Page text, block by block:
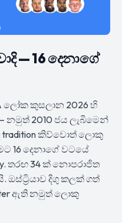
— 16 දෙනාගේ
කුසලාන 2026 හි
නමුත් 2010 ජය ලැබීමෙන්
tradition කිව්වොත් ලොකු
16 දෙනාගේ වටයේ
තරඟ 34 ක් නොපරාජිත
ඔස්ට්‍රියාව දිගු කලක් ගත්
ඇති නමුත් ලොකු